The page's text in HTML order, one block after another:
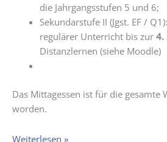
die Jahrgangsstufen 5 und 6;
Sekundarstufe II (Jgst. EF / Q1):
regulärer Unterricht bis zur 4.
Distanzlernen (siehe Moodle)
Das Mittagessen ist für die gesamte
worden.
Regelung
Weiterlesen »